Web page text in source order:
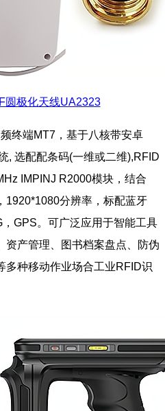
圆极化天线UA2323
终端MT7，基于八核带安卓
, 选配配条码(一维或二维),RFID
IMPINJ R2000模块，结合
1920*1080分辨率，标配蓝牙
GPS。可广泛应用于智能工具
资产管理、图书档案盘点、防伪
多种移动作业场合工业RFID识